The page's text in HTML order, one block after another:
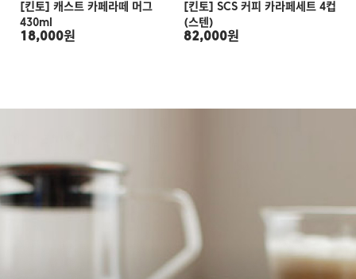
[킨토] 캐스트 카페라떼 머그
430ml
18,000원
[킨토] SCS 커피 카라페세트 4컵
(스텐)
82,000원